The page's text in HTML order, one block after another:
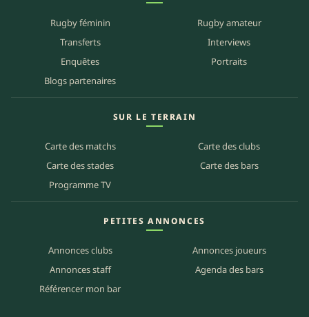
Rugby féminin
Rugby amateur
Transferts
Interviews
Enquêtes
Portraits
Blogs partenaires
SUR LE TERRAIN
Carte des matchs
Carte des clubs
Carte des stades
Carte des bars
Programme TV
PETITES ANNONCES
Annonces clubs
Annonces joueurs
Annonces staff
Agenda des bars
Référencer mon bar